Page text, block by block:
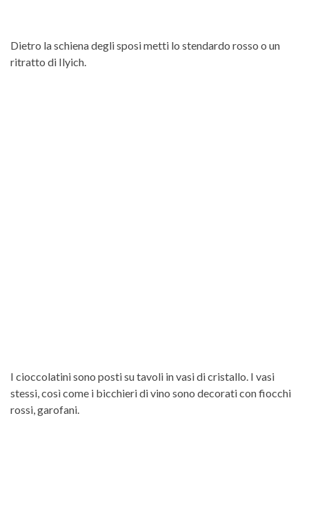
Dietro la schiena degli sposi metti lo stendardo rosso o un
ritratto di Ilyich.
I cioccolatini sono posti su tavoli in vasi di cristallo. I vasi
stessi, così come i bicchieri di vino sono decorati con fiocchi
rossi, garofani.